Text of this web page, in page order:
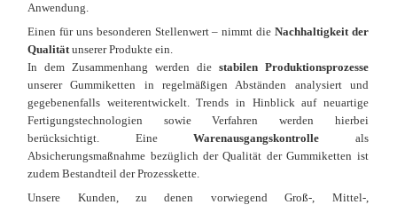
Anwendung.
Einen für uns besonderen Stellenwert – nimmt die Nachhaltigkeit der
Qualitätunserer Produkte ein.
In dem Zusammenhang werden die stabilen Produktionsprozesse
unserer Gummiketten in regelmäßigen Abständen analysiert und
gegebenenfalls weiterentwickelt. Trends in Hinblick auf neuartige
Fertigungstechnologien sowie Verfahren werden hierbei
berücksichtigt. EineWarenausgangskontrolle als
Absicherungsmaßnahme bezüglich der Qualität der Gummiketten ist
zudem Bestandteil der Prozesskette.
Unsere Kunden, zu denen vorwiegend Groß-, Mittel-,